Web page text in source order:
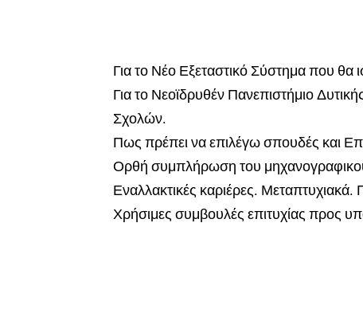
Για το Νέο Εξεταστικό Σύστημα που θα
Για το Νεοϊδρυθέν Πανεπιστήμιο
Σχολών.
Πως πρέπει να επιλέγω σπουδές και
Ορθή συμπλήρωση του
Εναλλακτικές καριέρες.
Χρήσιμες συμβουλές επιτυχίας προς